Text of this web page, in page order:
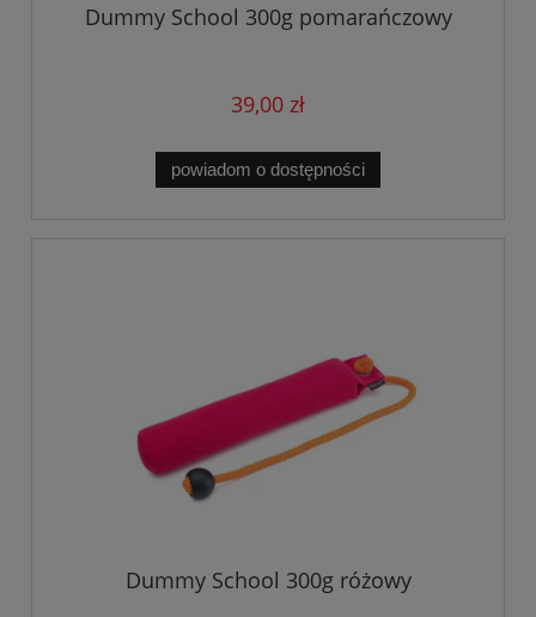
Dummy School 300g pomarańczowy
39,00 zł
powiadom o dostępności
Dummy School 300g różowy